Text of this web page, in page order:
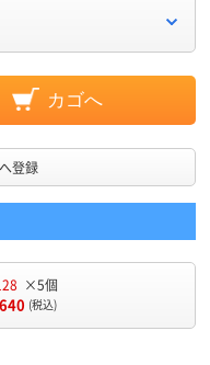
カゴへ
登録
×5個
(税込)